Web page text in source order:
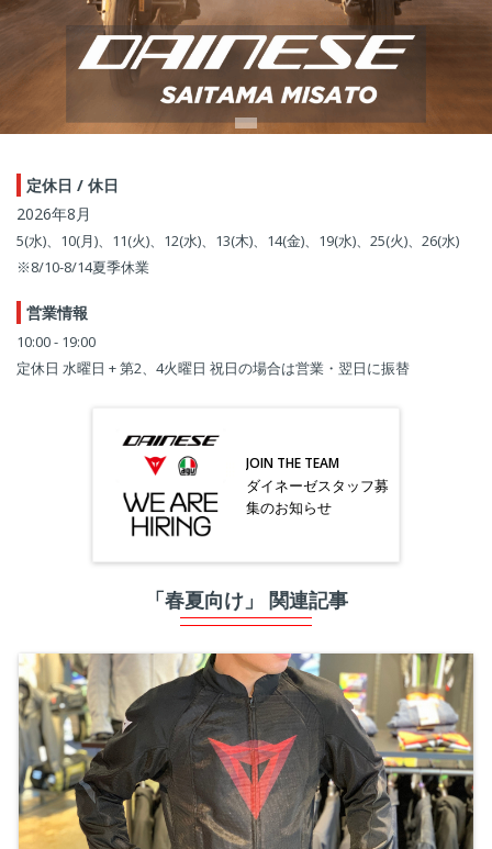
定休日 / 休日
2026年8月
5(水)、10(月)、11(火)、12(水)、13(木)、14(金)、19(水)、25(火)、26(水)
※8/10-8/14夏季休業
営業情報
10:00 - 19:00
定休日 水曜日 + 第2、4火曜日 祝日の場合は営業・翌日に振替
JOIN THE TEAM
ダイネーゼスタッフ募
集のお知らせ
「春夏向け」 関連記事